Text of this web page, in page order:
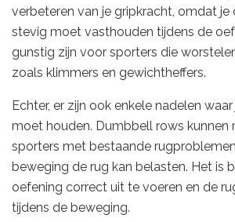
verbeteren van je gripkracht, omdat je
stevig moet vasthouden tijdens de
gunstig zijn voor sporters die
zoals klimmers en gewichtheffers.
Echter, er zijn ook enkele nadelen
moet houden. Dumbbell rows kunnen
sporters met bestaande
beweging de rug kan belasten. Het is
oefening correct uit te voeren en de
tijdens de beweging.